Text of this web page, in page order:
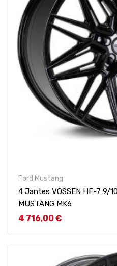
Ford Mustang
4 Jantes VOSSEN HF-7 9/
MUSTANG MK6
Prix
4 716,00 €